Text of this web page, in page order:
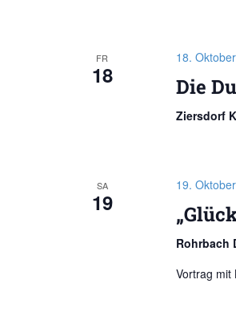
FR
18
18.
Die
Ziersdorf
SA
19
19.
Rohrbach
Vortrag mit